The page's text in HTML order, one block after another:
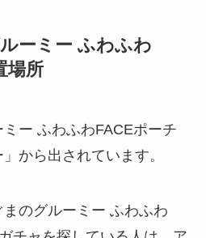
ーミー ふわふわ
場所
ー ふわふわFACEポーチ
から出されています。
のグルーミー ふわふわ